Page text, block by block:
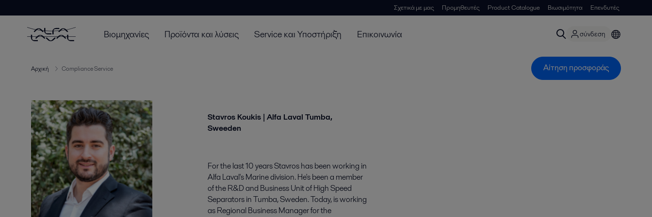
Σχετικά με μας Προμηθευτές Product Catalogue Βιωσιμότητα Επενδυτές
Βιομηχανίες Προϊόντα και λύσεις Service και Υποστήριξη Επικοινωνία σύνδεση
Αρχική Compliance Service Αίτηση προσφοράς
Stavros Koukis | Alfa Laval Tumba,
Sweeden
For the last 10 years Stavros has been working in
Alfa Laval's Marine division. He's been a member
of the R&D and Business Unit of High Speed
Separators in Tumba, Sweden. Today, is working
as Regional Business Manager for the